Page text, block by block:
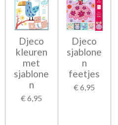
Djeco
kleuren
met
sjablone
n
€ 6,95
Djeco
sjablone
n
feetjes
€ 6,95